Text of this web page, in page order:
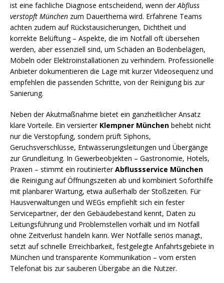
ist eine fachliche Diagnose entscheidend, wenn derAbfluss
verstopft München zum Dauerthema wird. Erfahrene Teams
achten zudem auf Rückstausicherungen, Dichtheit und
korrekte Belüftung – Aspekte, die im Notfall oft übersehen
werden, aber essenziell sind, um Schäden an Bodenbelägen,
Möbeln oder Elektroinstallationen zu verhindern. Professionelle
Anbieter dokumentieren die Lage mit kurzer Videosequenz und
empfehlen die passenden Schritte, von der Reinigung bis zur
Sanierung.
Neben der Akutmaßnahme bietet ein ganzheitlicher Ansatz
klare Vorteile. Ein versierter Klempner München behebt nicht
nur die Verstopfung, sondern prüft Siphons,
Geruchsverschlüsse, Entwässerungsleitungen und Übergänge
zur Grundleitung. In Gewerbeobjekten – Gastronomie, Hotels,
Praxen – stimmt ein routinierterAbflussservice München
die Reinigung auf Öffnungszeiten ab und kombiniert Soforthilfe
mit planbarer Wartung, etwa außerhalb der Stoßzeiten. Für
Hausverwaltungen und WEGs empfiehlt sich ein fester
Servicepartner, der den Gebäudebestand kennt, Daten zu
Leitungsführung und Problemstellen vorhält und im Notfall
ohne Zeitverlust handeln kann. Wer Notfälle seriös managt,
setzt auf schnelle Erreichbarkeit, festgelegte Anfahrtsgebiete in
München und transparente Kommunikation – vom ersten
Telefonat bis zur sauberen Übergabe an die Nutzer.